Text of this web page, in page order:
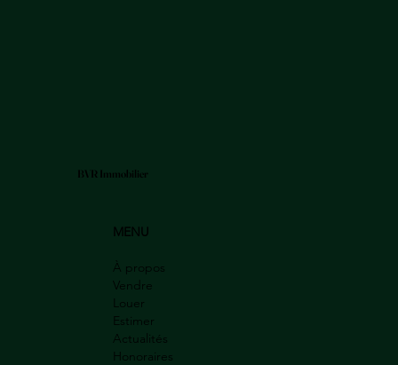
MENU
À propos
Vendre
Louer
Estimer
Actualités
Honoraires
BVR Immobilier